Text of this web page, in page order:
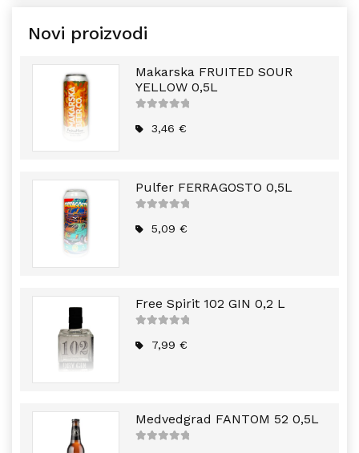
Novi proizvodi
Makarska FRUITED SOUR
YELLOW 0,5L
5
3,46€
Pulfer FERRAGOSTO 0,5L
5
5,09€
Free Spirit 102 GIN 0,2 L
5
7,99€
Medvedgrad FANTOM 52 0,5L